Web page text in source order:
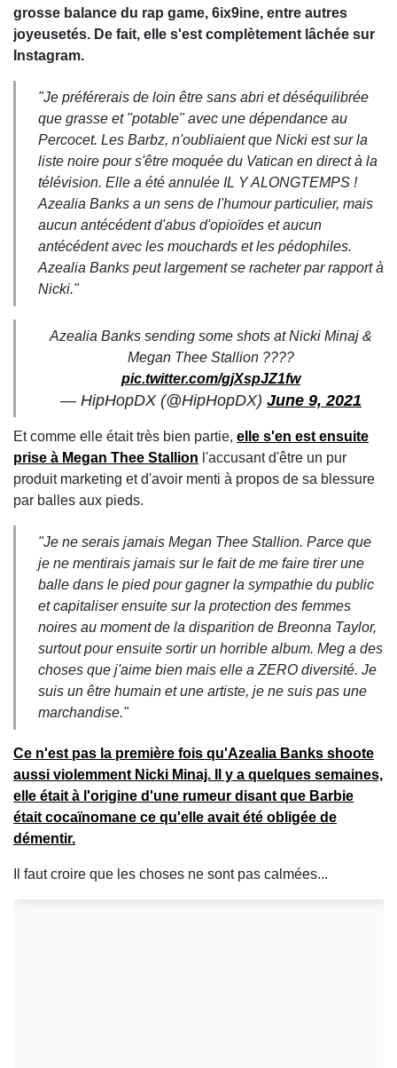
grosse balance du rap game, 6ix9ine, entre autres
joyeusetés. De fait, elle s'est complètement lâchée sur
Instagram.
"Je préférerais de loin être sans abri et déséquilibrée
que grasse et "potable" avec une dépendance au
Percocet. Les Barbz, n'oubliaient que Nicki est sur la
liste noire pour s'être moquée du Vatican en direct à la
télévision. Elle a été annulée IL Y ALONGTEMPS !
Azealia Banks a un sens de l'humour particulier, mais
aucun antécédent d'abus d'opioïdes et aucun
antécédent avec les mouchards et les pédophiles.
Azealia Banks peut largement se racheter par rapport à
Nicki."
Azealia Banks sending some shots at Nicki Minaj &
Megan Thee Stallion ????
pic.twitter.com/gjXspJZ1fw
— HipHopDX (@HipHopDX) June 9, 2021
Et comme elle était très bien partie, elle s'en est ensuite
prise à Megan Thee Stallion l'accusant d'être un pur
produit marketing et d'avoir menti à propos de sa blessure
par balles aux pieds.
"Je ne serais jamais Megan Thee Stallion. Parce que
je ne mentirais jamais sur le fait de me faire tirer une
balle dans le pied pour gagner la sympathie du public
et capitaliser ensuite sur la protection des femmes
noires au moment de la disparition de Breonna Taylor,
surtout pour ensuite sortir un horrible album. Meg a des
choses que j'aime bien mais elle a ZERO diversité. Je
suis un être humain et une artiste, je ne suis pas une
marchandise."
Ce n'est pas la première fois qu'Azealia Banks shoote
aussi violemment Nicki Minaj. Il y a quelques semaines,
elle était à l'origine d'une rumeur disant que Barbie
était cocaïnomane ce qu'elle avait été obligée de
démentir.
Il faut croire que les choses ne sont pas calmées...